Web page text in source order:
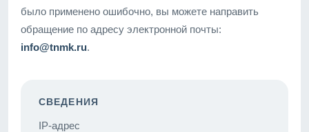
было применено ошибочно, вы можете направить
обращение по адресу электронной почты:
info@tnmk.ru.
СВЕДЕНИЯ
IP-адрес